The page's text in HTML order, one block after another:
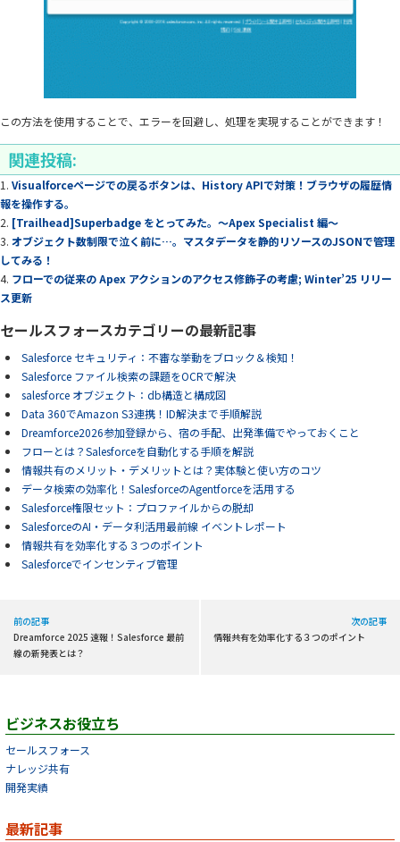
この方法を使用することで、エラーを回避し、処理を実現することができます！
関連投稿:
Visualforceページでの戻るボタンは、History APIで対策！ブラウザの履歴情
報を操作する。
[Trailhead]Superbadge をとってみた。～Apex Specialist 編～
オブジェクト数制限で泣く前に…。マスタデータを静的リソースのJSONで管理
してみる！
フローでの従来の Apex アクションのアクセス修飾子の考慮; Winter’25 リリー
ス更新
セールスフォースカテゴリーの最新記事
Salesforce セキュリティ：不審な挙動をブロック＆検知！
Salesforce ファイル検索の課題をOCRで解決
salesforce オブジェクト：db構造と構成図
Data 360でAmazon S3連携！ID解決まで手順解説
Dreamforce2026参加登録から、宿の手配、出発準備でやっておくこと
フローとは？Salesforceを自動化する手順を解説
情報共有のメリット・デメリットとは？実体験と使い方のコツ
データ検索の効率化！SalesforceのAgentforceを活用する
Salesforce権限セット：プロファイルからの脱却
SalesforceのAI・データ利活用最前線 イベントレポート
情報共有を効率化する３つのポイント
Salesforceでインセンティブ管理
前の記事
Dreamforce 2025 速報！Salesforce 最前
線の新発表とは？
次の記事
情報共有を効率化する３つのポイント
ビジネスお役立ち
セールスフォース
ナレッジ共有
開発実績
最新記事